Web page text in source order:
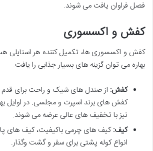
فصل فراوان یافت می شوند.
کفش و اکسسوری
کفش و اکسسوری ها، تکمیل کننده هر استایلی
بهاره می توان گزینه های بسیار جذابی را یافت.
کفش: از صندل های شیک و راحت برای قدم
کفش های برند اسپرت و مجلسی. در اوایل
نیز با تخفیف های عالی عرضه می شوند.
کیف:کیف های چرمی باکیفیت، کیف های
انواع کوله پشتی برای سفر و گشت وگذار.